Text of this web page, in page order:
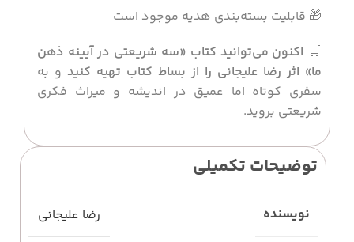
🎁 قابلیت بسته‌بندی هدیه موجود است
🛒 اکنون می‌توانید کتاب «سه شریعتی در آیینه ذهن
ما» اثر رضا علیجانی را از بساط کتاب تهیه کنید و به
سفری کوتاه اما عمیق در اندیشه و میراث فکری
شریعتی بروید.
توضیحات تکمیلی
نویسنده رضا علیجانی